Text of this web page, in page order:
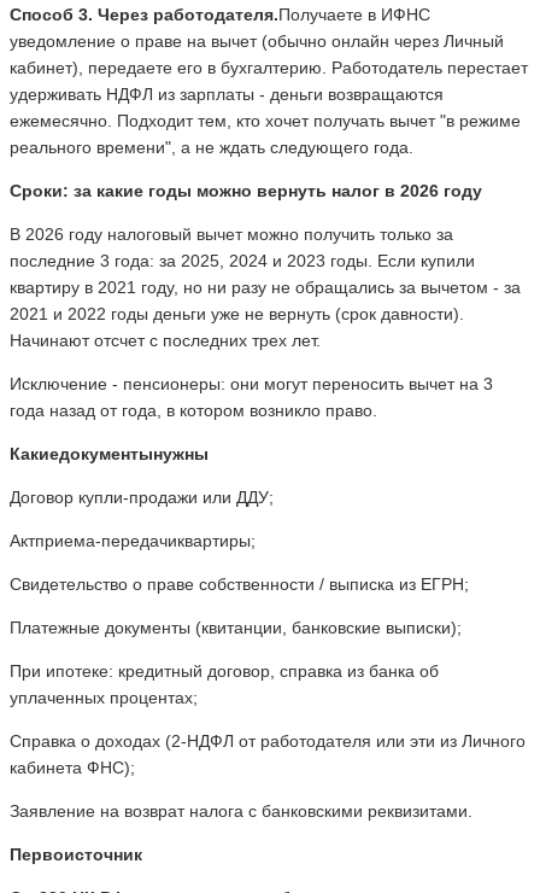
Способ 3. Через работодателя.Получаете в ИФНС
уведомление о праве на вычет (обычно онлайн через Личный
кабинет), передаете его в бухгалтерию. Работодатель перестает
удерживать НДФЛ из зарплаты - деньги возвращаются
ежемесячно. Подходит тем, кто хочет получать вычет "в режиме
реального времени", а не ждать следующего года.
Сроки: за какие годы можно вернуть налог в 2026 году
В 2026 году налоговый вычет можно получить только за
последние 3 года: за 2025, 2024 и 2023 годы. Если купили
квартиру в 2021 году, но ни разу не обращались за вычетом - за
2021 и 2022 годы деньги уже не вернуть (срок давности).
Начинают отсчет с последних трех лет.
Исключение - пенсионеры: они могут переносить вычет на 3
года назад от года, в котором возникло право.
Какиедокументынужны
Договор купли-продажи или ДДУ;
Актприема-передачиквартиры;
Свидетельство о праве собственности / выписка из ЕГРН;
Платежные документы (квитанции, банковские выписки);
При ипотеке: кредитный договор, справка из банка об
уплаченных процентах;
Справка о доходах (2-НДФЛ от работодателя или эти из Личного
кабинета ФНС);
Заявление на возврат налога с банковскими реквизитами.
Первоисточник